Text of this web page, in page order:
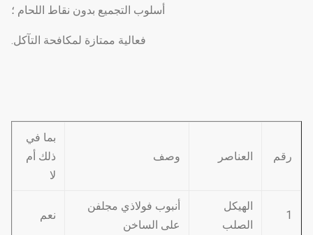
أسلوب التجميع بدون نقاط اللحام ؛
فعالية ممتازة لمكافحة التآكل.
رقم العناصر وصف
بما في
ذلك أم
لا
1
الهيكل
الصلب
أنبوب فولاذي مجلفن
على الساخن
نعم